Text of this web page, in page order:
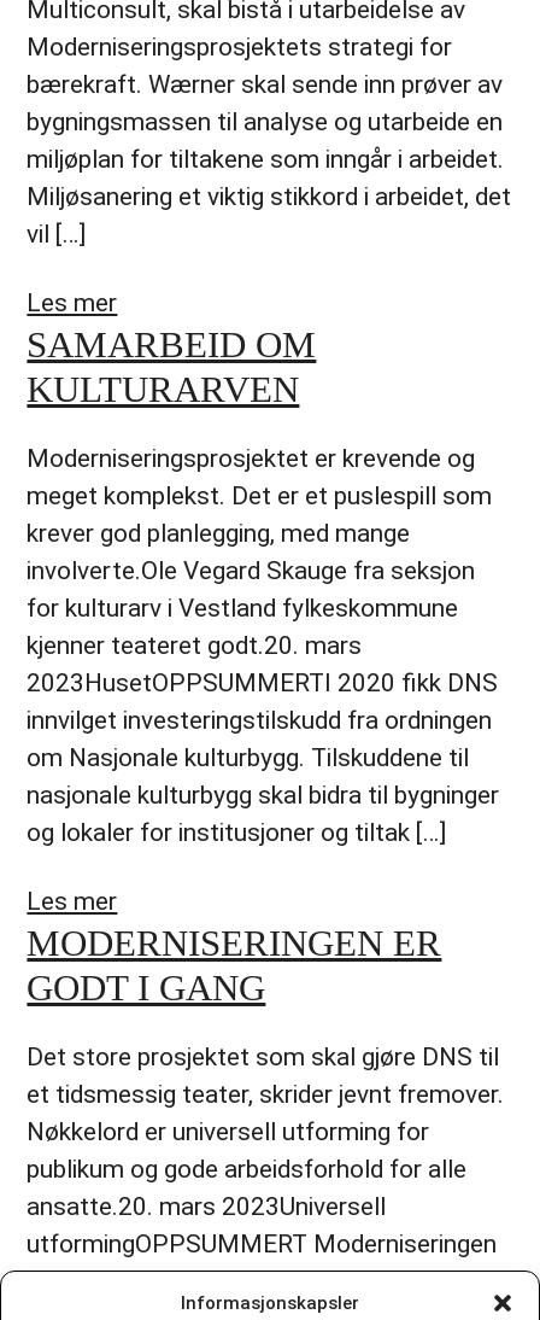
Informasjonskapsler
Multiconsult, skal bistå i utarbeidelse av
Moderniseringsprosjektets strategi for
bærekraft. Wærner skal sende inn prøver av
bygningsmassen til analyse og utarbeide en
miljøplan for tiltakene som inngår i arbeidet.
Miljøsanering et viktig stikkord i arbeidet, det
vil […]
Les mer
SAMARBEID OM
KULTURARVEN
Moderniseringsprosjektet er krevende og
meget komplekst. Det er et puslespill som
krever god planlegging, med mange
involverte.Ole Vegard Skauge fra seksjon
for kulturarv i Vestland fylkeskommune
kjenner teateret godt.20. mars
2023HusetOPPSUMMERTI 2020 fikk DNS
innvilget investeringstilskudd fra ordningen
om Nasjonale kulturbygg. Tilskuddene til
nasjonale kulturbygg skal bidra til bygninger
og lokaler for institusjoner og tiltak […]
Les mer
MODERNISERINGEN ER
GODT I GANG
Det store prosjektet som skal gjøre DNS til
et tidsmessig teater, skrider jevnt fremover.
Nøkkelord er universell utforming for
publikum og gode arbeidsforhold for alle
ansatte.20. mars 2023Universell
utformingOPPSUMMERT Moderniseringen
av teateret skrider jevnt fremover. Under